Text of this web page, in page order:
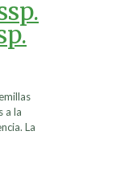
a la
La